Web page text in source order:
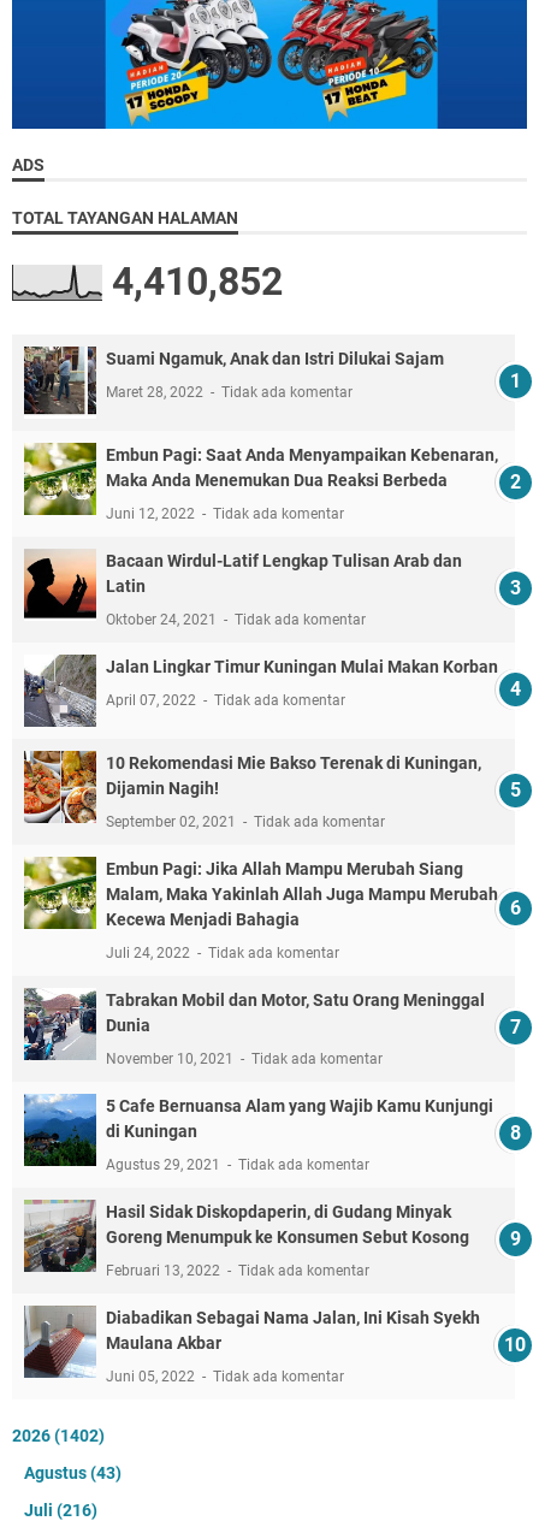
ADS
TOTAL TAYANGAN HALAMAN
4,410,852
Suami Ngamuk, Anak dan Istri Dilukai Sajam
Maret 28, 2022 Tidak ada komentar
Embun Pagi: Saat Anda Menyampaikan Kebenaran,
Maka Anda Menemukan Dua Reaksi Berbeda
Juni 12, 2022 Tidak ada komentar
Bacaan Wirdul-Latif Lengkap Tulisan Arab dan
Latin
Oktober 24, 2021 Tidak ada komentar
Jalan Lingkar Timur Kuningan Mulai Makan Korban
April 07, 2022 Tidak ada komentar
10 Rekomendasi Mie Bakso Terenak di Kuningan,
Dijamin Nagih!
September 02, 2021 Tidak ada komentar
Embun Pagi: Jika Allah Mampu Merubah Siang
Malam, Maka Yakinlah Allah Juga Mampu Merubah
Kecewa Menjadi Bahagia
Juli 24, 2022 Tidak ada komentar
Tabrakan Mobil dan Motor, Satu Orang Meninggal
Dunia
November 10, 2021 Tidak ada komentar
5 Cafe Bernuansa Alam yang Wajib Kamu Kunjungi
di Kuningan
Agustus 29, 2021 Tidak ada komentar
Hasil Sidak Diskopdaperin, di Gudang Minyak
Goreng Menumpuk ke Konsumen Sebut Kosong
Februari 13, 2022 Tidak ada komentar
Diabadikan Sebagai Nama Jalan, Ini Kisah Syekh
Maulana Akbar
Juni 05, 2022 Tidak ada komentar
2026(1402)
Agustus(43)
Juli (216)